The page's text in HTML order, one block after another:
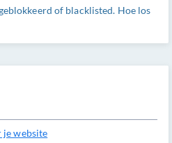
je website
of blacklisted. Hoe los